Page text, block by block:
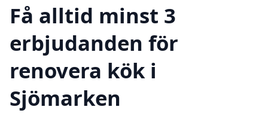
Få alltid minst 3
erbjudanden för
renovera kök i
Sjömarken